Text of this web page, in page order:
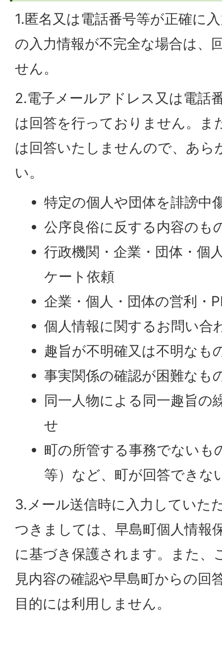
1.匿名又は電話番号等が正確に
の入力情報が不完全な場合は、
せん。
2.電子メールアドレス又は電話
は回答を行っておりません。ま
は回答いたしませんので、あら
い。
特定の個人や団体を誹謗中
公序良俗に反する内容のも
行政機関・企業・団体・個
ケート依頼
企業・個人・団体の営利・
個人情報に関するお問い合
趣旨が不明確又は不明なも
事実関係の確認が困難なも
同一人物による同一趣旨の
せ
町の所管する事務でないも
等）など、町が回答できな
3.メール送信時に入力していた
つきましては、早島町個人情報
に基づき保護されます。また、
見内容の確認や早島町からの回
目的には利用しません。